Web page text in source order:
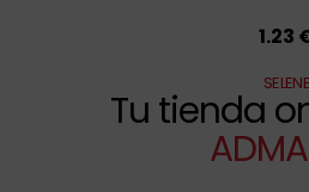
1.23
SELENE
Tu tienda